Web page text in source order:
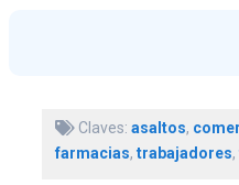
Claves: asaltos,
farmacias, trabajadores,